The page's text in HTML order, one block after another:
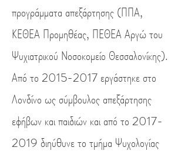
προγράμματα απεξάρτησης (ΠΠΑ,
ΚΕΘΕΑ Προμηθέας, ΠΕΘΕΑ Αργώ του
Ψυχιατρικού Νοσοκομείο Θεσσαλονίκης).
Από το 2015-2017 εργάστηκε στο
Λονδίνο ως σύμβουλος απεξάρτησης
εφήβων και παιδιών και από το 2017-
2019 διηύθυνε το τμήμα Ψυχολογίας